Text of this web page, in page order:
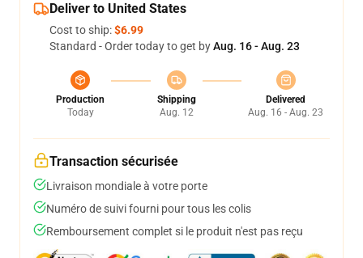
Deliver to United States
Cost to ship:$6.99
Standard - Order today to get byAug. 16 - Aug. 23
Production
Today
Shipping
Aug. 12
Delivered
Aug. 16 - Aug. 23
Transaction sécurisée
Livraison mondiale à votre porte
Numéro de suivi fourni pour tous les colis
Remboursement complet si le produit n'est pas reçu